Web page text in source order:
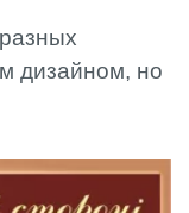
дизайном, но